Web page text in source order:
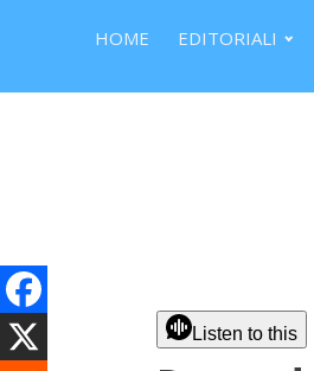
HOME EDITORIALI
Listen to this